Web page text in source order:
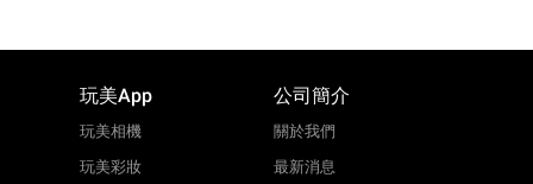
玩美App
玩美相機
玩美彩妝
公司簡介
關於我們
最新消息